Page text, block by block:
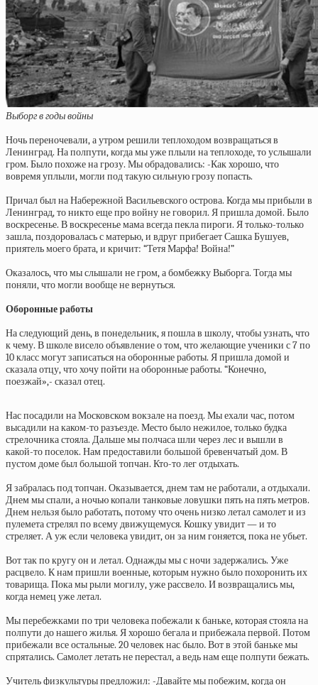
Выборг в годы войны
Ночь переночевали, а утром решили теплоходом возвращаться в
Ленинград. На полпути, когда мы уже плыли на теплоходе, то услышали
гром. Было похоже на грозу. Мы обрадовались: -Как хорошо, что
вовремя уплыли, могли под такую сильную грозу попасть.
Причал был на Набережной Васильевского острова. Когда мы прибыли в
Ленинград, то никто еще про войну не говорил. Я пришла домой. Было
воскресенье. В воскресенье мама всегда пекла пироги. Я только-только
зашла, поздоровалась с матерью, и вдруг прибегает Сашка Бушуев,
приятель моего брата, и кричит: “Тетя Марфа! Война!”
Оказалось, что мы слышали не гром, а бомбежку Выборга. Тогда мы
поняли, что могли вообще не вернуться.
Оборонные работы
На следующий день, в понедельник, я пошла в школу, чтобы узнать, что
к чему. В школе висело объявление о том, что желающие ученики с 7 по
10 класс могут записаться на оборонные работы. Я пришла домой и
сказала отцу, что хочу пойти на оборонные работы. “Конечно,
поезжай»,- сказал отец.
Нас посадили на Московском вокзале на поезд. Мы ехали час, потом
высадили на каком-то разъезде. Место было нежилое, только будка
стрелочника стояла. Дальше мы полчаса шли через лес и вышли в
какой-то поселок. Нам предоставили большой бревенчатый дом. В
пустом доме был большой топчан. Кто-то лег отдыхать.
Я забралась под топчан. Оказывается, днем там не работали, а отдыхали.
Днем мы спали, а ночью копали танковые ловушки пять на пять метров.
Днем нельзя было работать, потому что очень низко летал самолет и из
пулемета стрелял по всему движущемуся. Кошку увидит — и то
стреляет. А уж если человека увидит, он за ним гоняется, пока не убьет.
Вот так по кругу он и летал. Однажды мы с ночи задержались. Уже
расцвело. К нам пришли военные, которым нужно было похоронить их
товарища. Пока мы рыли могилу, уже рассвело. И возвращались мы,
когда немец уже летал.
Мы перебежками по три человека побежали к баньке, которая стояла на
полпути до нашего жилья. Я хорошо бегала и прибежала первой. Потом
прибежали все остальные. 20 человек нас было. Вот в этой баньке мы
спрятались. Самолет летать не перестал, а ведь нам еще полпути бежать.
Учитель физкультуры предложил: -Давайте мы побежим, когда он